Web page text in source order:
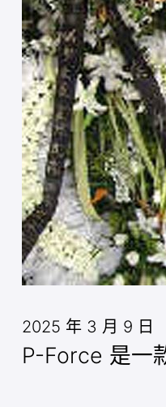
2025 年 3 月 9 日
P-Force 是一